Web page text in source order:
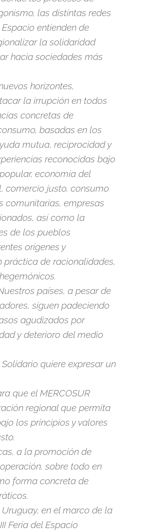
las distintas redes
entienden de
la solidaridad
hacia sociedades más
horizontes,
la irrupción en todos
concretas de
basadas en los
mutua, reciprocidad y
reconocidas bajo
economía del
comercio justo, consumo
comunitarias, empresas
así como la
de los pueblos
orígenes y
práctica de racionalidades,
países, a pesar de
siguen padeciendo
agudizados por
y deterioro del medio
quiere expresar un
que el MERCOSUR
regional que permita
los principios y valores
a la promoción de
sobre todo en
forma concreta de
en el marco de la
Feria del Espacio